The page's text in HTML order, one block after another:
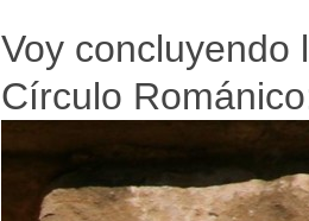
Voy concluyendo
Círculo